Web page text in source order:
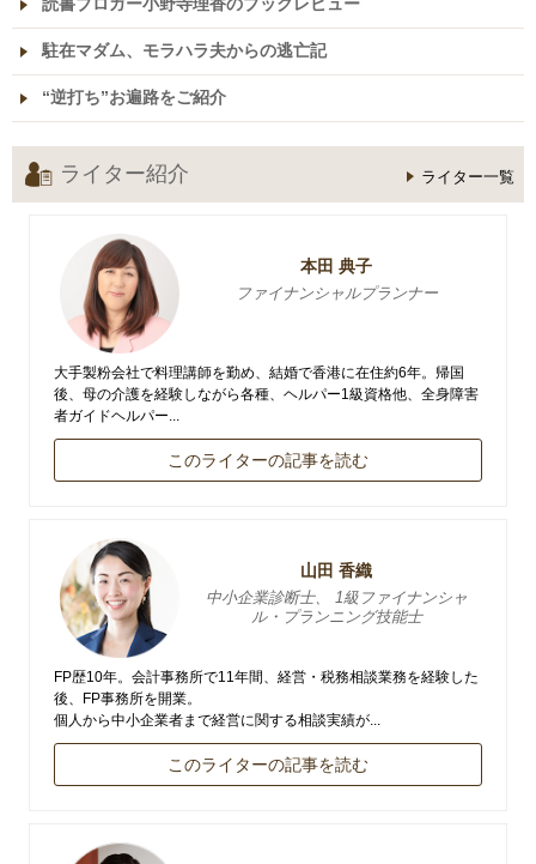
読書ブロガー小野寺理香のブックレビュー
駐在マダム、モラハラ夫からの逃亡記
“逆打ち”お遍路をご紹介
ライター紹介 ライター一覧
本田 典子
ファイナンシャルプランナー
大手製粉会社で料理講師を勤め、結婚で香港に在住約6年。帰国
後、母の介護を経験しながら各種、ヘルパー1級資格他、全身障害
者ガイドヘルパー...
このライターの記事を読む
山田 香織
中小企業診断士、 1級ファイナンシャ
ル・プランニング技能士
FP歴10年。会計事務所で11年間、経営・税務相談業務を経験した
後、FP事務所を開業。
個人から中小企業者まで経営に関する相談実績が...
このライターの記事を読む